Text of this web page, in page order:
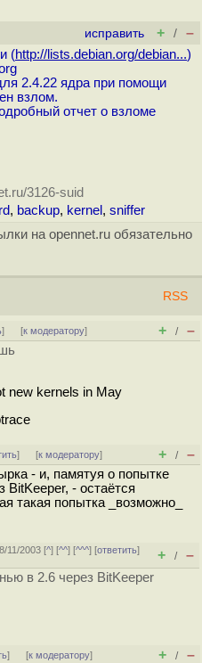
исправить + / –
(http://lists.debian.org/debian...)
2.4.22 ядра при помощи
взлом.
отчет о взломе
3126-suid
, backup, kernel , sniffer
на opennet.ru обязательно
RSS
] [к модератору] + / –
new kernels in May
] [к модератору] + / –
- и, памятуя о попытке
BitKeeper, - остаётся
такая попытка _возможно_
11/2003 [^] [^^] [^^^] [ответить]
+ / –
в 2.6 через BitKeeper
] [к модератору] + / –